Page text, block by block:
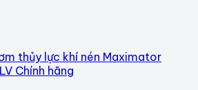
thủy lực khí nén Maximator
Chính hãng